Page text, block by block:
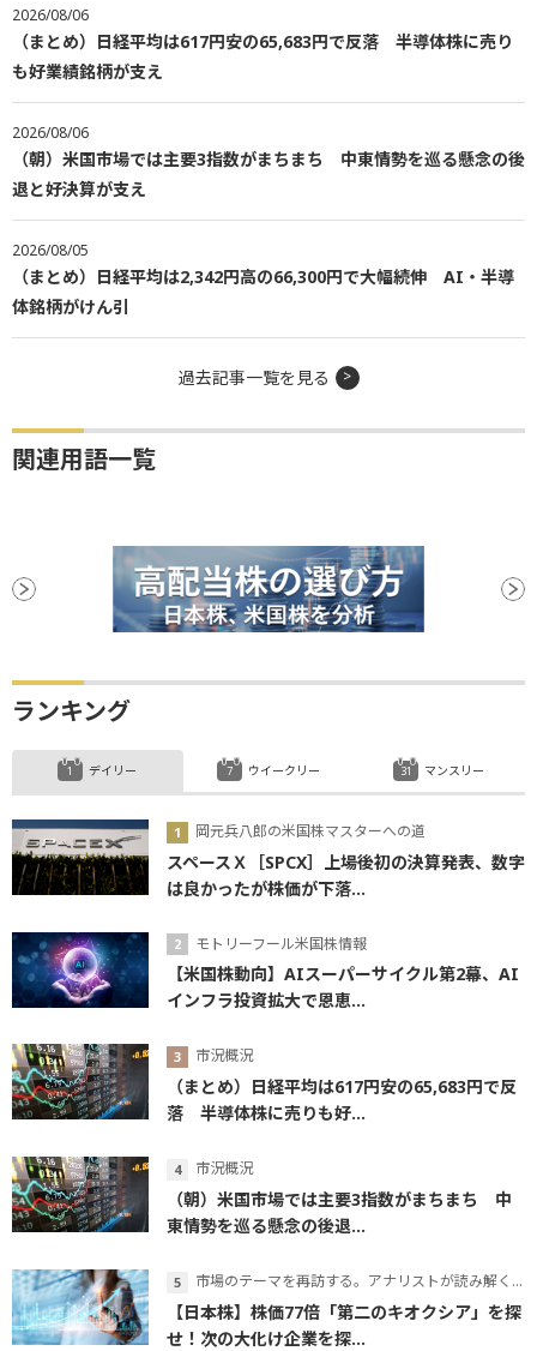
2026/08/06
（まとめ）日経平均は617円安の65,683円で反落 半導体株に売り
も好業績銘柄が支え
2026/08/06
（朝）米国市場では主要3指数がまちまち 中東情勢を巡る懸念の後
退と好決算が支え
2026/08/05
（まとめ）日経平均は2,342円高の66,300円で大幅続伸 AI・半導
体銘柄がけん引
過去記事一覧を見る
関連用語一覧
ランキング
デイリー
岡元兵八郎の米国株マスターへの道
スペースＸ［SPCX］上場後初の決算発表、数字
は良かったが株価が下落...
モトリーフール米国株情報
【米国株動向】AIスーパーサイクル第2幕、AI
インフラ投資拡大で恩恵...
市況概況
（まとめ）日経平均は617円安の65,683円で反
落 半導体株に売りも好...
市況概況
（朝）米国市場では主要3指数がまちまち 中
東情勢を巡る懸念の後退...
市場のテーマを再訪する。アナリストが読み解くテーマの本質
【日本株】株価77倍「第二のキオクシア」を探
せ！次の大化け企業を探...
ウイークリー マンスリー